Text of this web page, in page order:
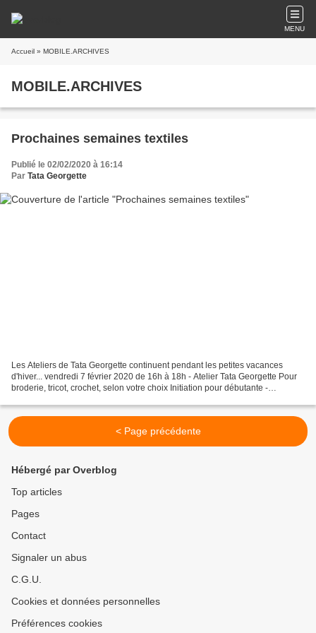
MENU
Accueil » MOBILE.ARCHIVES
MOBILE.ARCHIVES
Prochaines semaines textiles
Publié le 02/02/2020 à 16:14
Par Tata Georgette
Les Ateliers de Tata Georgette continuent pendant les petites vacances
d'hiver... vendredi 7 février 2020 de 16h à 18h - Atelier Tata Georgette Pour
broderie, tricot, crochet, selon votre choix Initiation pour débutante -
< Page précédente
Hébergé par Overblog
Top articles
Pages
Contact
Signaler un abus
C.G.U.
Cookies et données personnelles
Préférences cookies